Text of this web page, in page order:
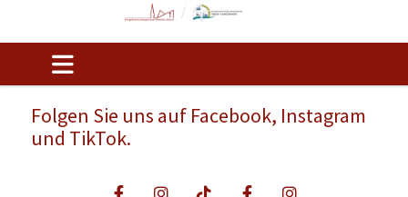
Folgen Sie uns auf Facebook, Instagram
und TikTok.